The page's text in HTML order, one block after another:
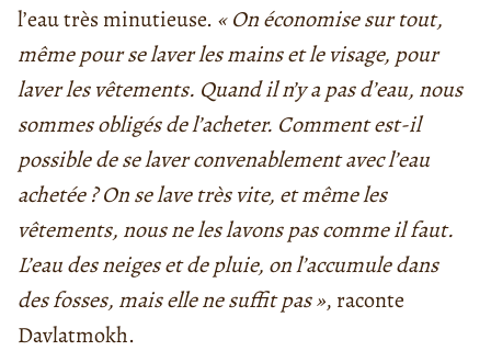
l’eau très minutieuse. « On économise sur tout,
même pour se laver les mains et le visage, pour
laver les vêtements. Quand il n’y a pas d’eau, nous
sommes obligés de l’acheter. Comment est-il
possible de se laver convenablement avec l’eau
achetée ? On se lave très vite, et même les
vêtements, nous ne les lavons pas comme il faut.
L’eau des neiges et de pluie, on l’accumule dans
des fosses, mais elle ne suffit pas », raconte
Davlatmokh.